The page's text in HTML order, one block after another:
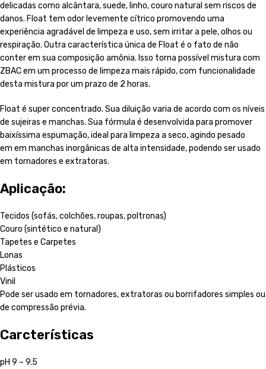
delicadas como alcântara, suede, linho, couro natural sem riscos de
danos. Float tem odor levemente cítrico promovendo uma
experiência agradável de limpeza e uso, sem irritar a pele, olhos ou
respiração. Outra característica única de Float é o fato de não
conter em sua composição amônia. Isso torna possível mistura com
ZBAC em um processo de limpeza mais rápido, com funcionalidade
desta mistura por um prazo de 2 horas.
Float é super concentrado. Sua diluição varia de acordo com os níveis
de sujeiras e manchas. Sua fórmula é desenvolvida para promover
baixíssima espumação, ideal para limpeza a seco, agindo pesado
em em manchas inorgânicas de alta intensidade, podendo ser usado
em tornadores e extratoras.
Aplicação:
Tecidos (sofás, colchões, roupas, poltronas)
Couro (sintético e natural)
Tapetes e Carpetes
Lonas
Plásticos
Vinil
Pode ser usado em tornadores, extratoras ou borrifadores simples ou
de compressão prévia.
Carcterísticas
pH 9 – 9.5